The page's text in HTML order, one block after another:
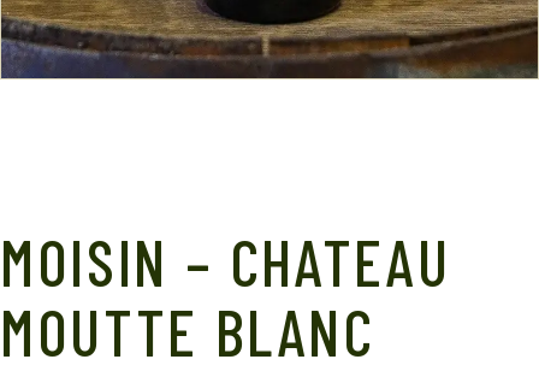
MOISIN – CHATEAU
MOUTTE BLANC